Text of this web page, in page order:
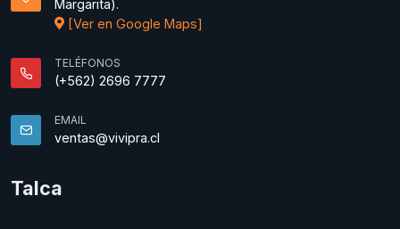
Margarita).
[Ver en Google Maps]
TELÉFONOS
(+562) 2696 7777
EMAIL
ventas@vivipra.cl
Talca